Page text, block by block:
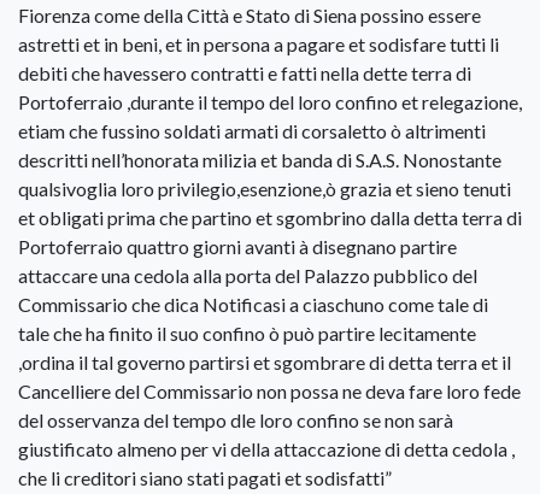
Fiorenza come della Città e Stato di Siena possino essere
astretti et in beni, et in persona a pagare et sodisfare tutti li
debiti che havessero contratti e fatti nella dette terra di
Portoferraio ,durante il tempo del loro confino et relegazione,
etiam che fussino soldati armati di corsaletto ò altrimenti
descritti nell’honorata milizia et banda di S.A.S. Nonostante
qualsivoglia loro privilegio,esenzione,ò grazia et sieno tenuti
et obligati prima che partino et sgombrino dalla detta terra di
Portoferraio quattro giorni avanti à disegnano partire
attaccare una cedola alla porta del Palazzo pubblico del
Commissario che dica Notificasi a ciaschuno come tale di
tale che ha finito il suo confino ò può partire lecitamente
,ordina il tal governo partirsi et sgombrare di detta terra et il
Cancelliere del Commissario non possa ne deva fare loro fede
del osservanza del tempo dle loro confino se non sarà
giustificato almeno per vi della attaccazione di detta cedola ,
che li creditori siano stati pagati et sodisfatti”